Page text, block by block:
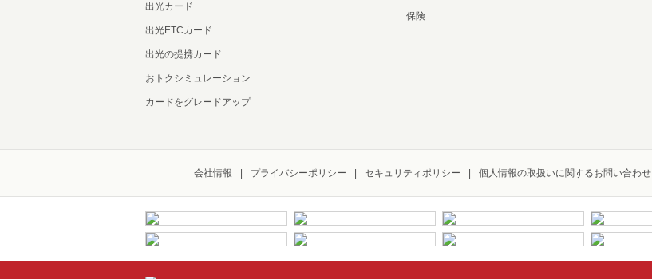
出光カード
出光ETCカード
出光の提携カード
おトクシミュレーション
カードをグレードアップ
保険
会社情報 プライバシーポリシー セキュリティポリシー 個人情報の取扱いに関するお問い合わせ